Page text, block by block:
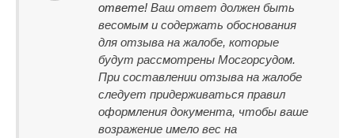
ответе! Ваш ответ должен быть
весомым и содержать обоснования
для отзыва на жалобе, которые
будут рассмотрены Мосгорсудом.
При составлении отзыва на жалобе
следует придерживаться правил
оформления документа, чтобы ваше
возражение имело вес на